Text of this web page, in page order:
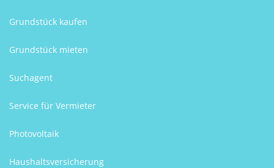
Grundstück kaufen
Grundstück mieten
Suchagent
Service für Vermieter
Photovoltaik
Haushaltsversicherung